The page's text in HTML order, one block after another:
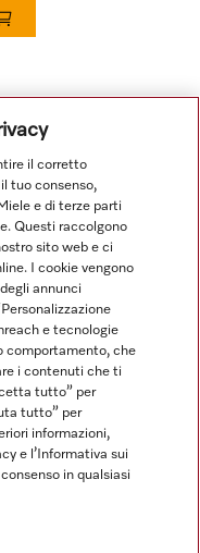
il corretto
tuo consenso,
e di terze parti
Questi raccolgono
sito web e ci
I cookie vengono
annunci
e tecnologie
comportamento, che
i contenuti che ti
tutto” per
tutto” per
informazioni,
e l’Informativa sui
in qualsiasi